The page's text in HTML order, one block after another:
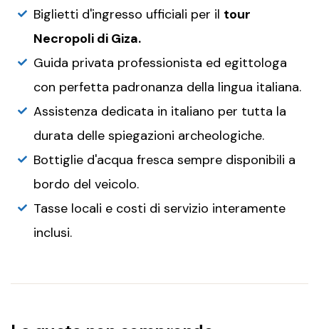
Biglietti d'ingresso ufficiali per il tour
Necropoli di Giza.
Guida privata professionista ed egittologa
con perfetta padronanza della lingua italiana.
Assistenza dedicata in italiano per tutta la
durata delle spiegazioni archeologiche.
Bottiglie d'acqua fresca sempre disponibili a
bordo del veicolo.
Tasse locali e costi di servizio interamente
inclusi.